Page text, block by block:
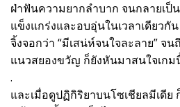
ฝ่าฟันความยากลำบาก จนกลายเป็
แข็งแกร่งและอบอุ่นในเวลาเดียวกั
จิ้งจอกว่า “มีเสน่ห์จนใจละลาย” จ
แนวสยองขวัญ ก็ยังหันมาสนใจเกม
.
และเมื่อดูปฏิกิริยาบนโซเชียลมีเดีย